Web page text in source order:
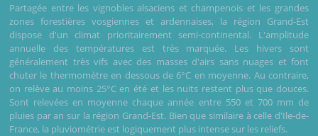
Partagée entre les vignobles alsaciens et champenois et les grandes
zones forestières vosgiennes et ardennaises, la région Grand-Est
dispose d'un climat prioritairement semi-continental. L'amplitude
annuelle des températures est très marquée. Les hivers sont
généralement très vifs avec des masses d'airs sans nuages et font
chuter le thermomètre en dessous de 6°C en moyenne. Au contraire,
on relève au moins 25°C en été et les nuits restent plus que douces.
Sont relevées en moyenne chaque année entre 550 et 700 mm de
pluies par an sur la région Grand-Est. Bien que similaire à celle d'Ile-de-
France, la pluviométrie est logiquement plus intense sur les reliefs.